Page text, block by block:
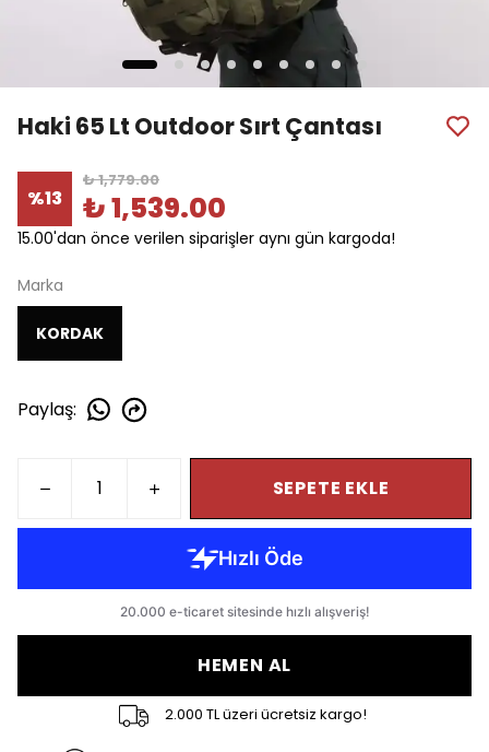
Haki 65 Lt Outdoor Sırt Çantası
%13
₺ 1,779.00
₺ 1,539.00
15.00'dan önce verilen siparişler aynı gün kargoda!
Marka
KORDAK
Paylaş:
SEPETE EKLE
HEMEN AL
2.000 TL üzeri ücretsiz kargo!